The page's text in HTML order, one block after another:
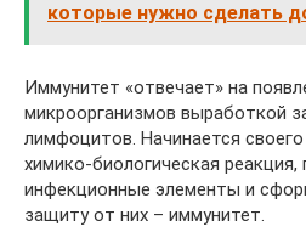
которые нужно сделать
Иммунитет «отвечает» на
микроорганизмов выработкой
лимфоцитов. Начинается
химико-биологическая
инфекционные элементы и
защиту от них – иммунитет.